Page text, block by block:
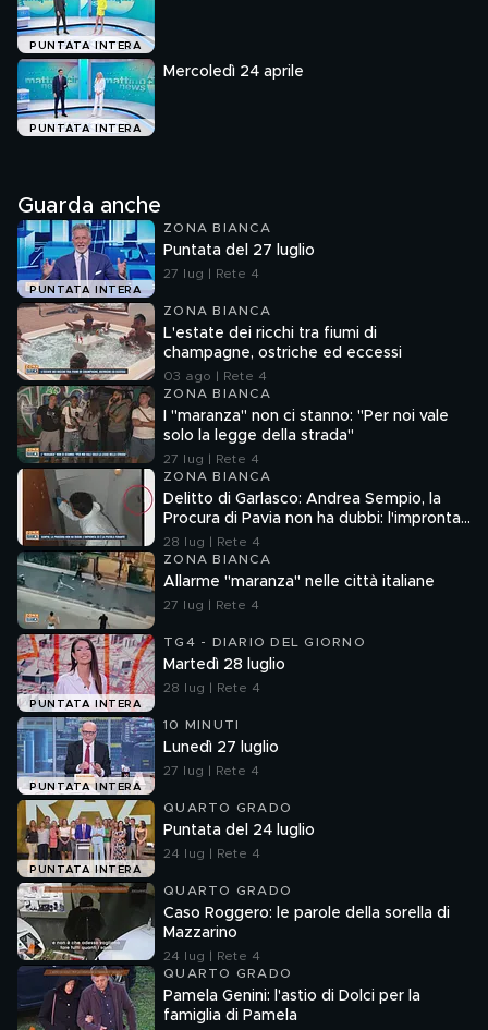
PUNTATA INTERA
PUNTATA INTERA
Mercoledì 24 aprile
Guarda anche
PUNTATA INTERA
ZONA BIANCA
Puntata del 27 luglio
27 lug | Rete 4
ZONA BIANCA
L'estate dei ricchi tra fiumi di
champagne, ostriche ed eccessi
03 ago | Rete 4
ZONA BIANCA
I "maranza" non ci stanno: "Per noi vale
solo la legge della strada"
27 lug | Rete 4
ZONA BIANCA
Delitto di Garlasco: Andrea Sempio, la
Procura di Pavia non ha dubbi: l'impronta
33 è la pistola fumante
28 lug | Rete 4
ZONA BIANCA
Allarme "maranza" nelle città italiane
27 lug | Rete 4
PUNTATA INTERA
TG4 - DIARIO DEL GIORNO
Martedì 28 luglio
28 lug | Rete 4
PUNTATA INTERA
10 MINUTI
Lunedì 27 luglio
27 lug | Rete 4
PUNTATA INTERA
QUARTO GRADO
Puntata del 24 luglio
24 lug | Rete 4
QUARTO GRADO
Caso Roggero: le parole della sorella di
Mazzarino
24 lug | Rete 4
QUARTO GRADO
Pamela Genini: l'astio di Dolci per la
famiglia di Pamela